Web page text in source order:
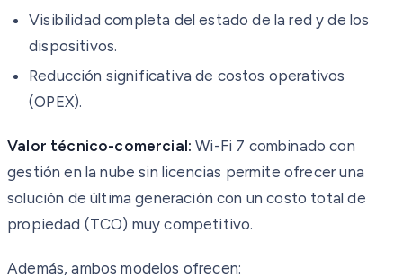
Visibilidad completa del estado de la red y de los
dispositivos.
Reducción significativa de costos operativos
(OPEX).
Valor técnico-comercial: Wi-Fi 7 combinado con
gestión en la nube sin licencias permite ofrecer una
solución de última generación con un costo total de
propiedad (TCO) muy competitivo.
Además, ambos modelos ofrecen: